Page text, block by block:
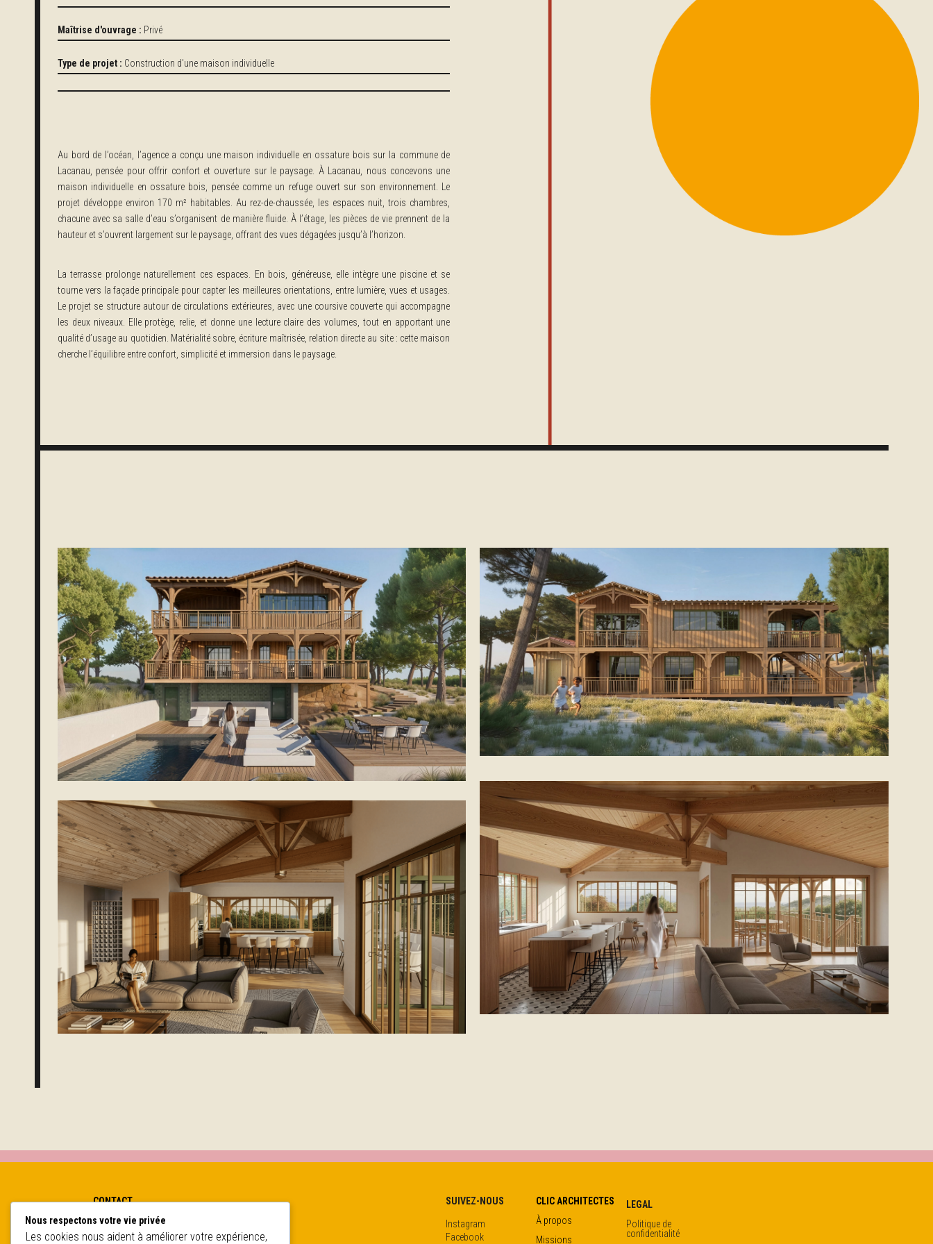
Maîtrise d'ouvrage : Privé
Type de projet : Construction d'une maison individuelle
Au bord de l’océan, l’agence a conçu une maison individuelle en ossature bois sur la commune de
Lacanau, pensée pour offrir confort et ouverture sur le paysage. À Lacanau, nous concevons une
maison individuelle en ossature bois, pensée comme un refuge ouvert sur son environnement. Le
projet développe environ 170 m² habitables. Au rez-de-chaussée, les espaces nuit, trois chambres,
chacune avec sa salle d’eau s’organisent de manière fluide. À l’étage, les pièces de vie prennent de la
hauteur et s’ouvrent largement sur le paysage, offrant des vues dégagées jusqu’à l’horizon.
La terrasse prolonge naturellement ces espaces. En bois, généreuse, elle intègre une piscine et se
tourne vers la façade principale pour capter les meilleures orientations, entre lumière, vues et usages.
Le projet se structure autour de circulations extérieures, avec une coursive couverte qui accompagne
les deux niveaux. Elle protège, relie, et donne une lecture claire des volumes, tout en apportant une
qualité d’usage au quotidien. Matérialité sobre, écriture maîtrisée, relation directe au site : cette maison
cherche l’équilibre entre confort, simplicité et immersion dans le paysage.
CONTACT
34 rue Bouquière, 33 000 Bordeaux
+ 33 6 95 25 02 15
SUIVEZ-NOUS
Instagram
Facebook
CLIC ARCHITECTES
À propos
Missions
LEGAL
Politique de
confidentialité
Nous respectons votre vie privée
Les cookies nous aident à améliorer votre expérience,